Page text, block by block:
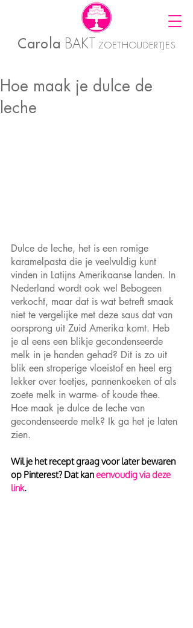
Carola BAKT ZOETHOUDERTJES
Hoe maak je dulce de
leche
Dulce de leche, het is een romige
karamelpasta die je veelvuldig kunt
vinden in Latijns Amerikaanse landen. In
Nederland wordt ook wel Bebogeen
verkocht, maar dat is wat betreft smaak
niet te vergelijke met deze saus dat van
oorsprong uit Zuid Amerika komt. Heb
je al eens een blikje gecondenseerde
melk in je handen gehad? Dit is zo uit
blik een stroperige vloeistof en heel erg
lekker over toetjes, pannenkoeken of als
zoete melk in warme- of koude thee.
Hoe maak je dulce de leche van
gecondenseerde melk? Ik ga het je laten
zien.
Wil je het recept graag voor later bewaren
op Pinterest? Dat kan eenvoudig via deze
link.